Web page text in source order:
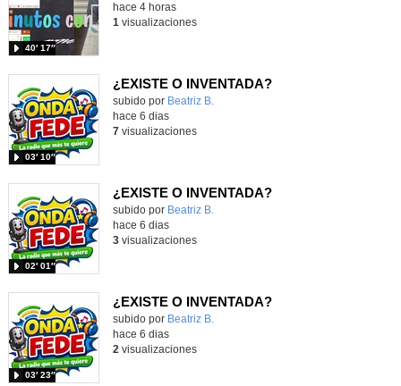
40′ 17″
hace 4 horas
1 visualizaciones
¿EXISTE O INVENTADA?
Contenido educativo.
subido por Beatriz B.
03′ 10″
hace 6 dias
7visualizaciones
¿EXISTE O INVENTADA?
Contenido educativo.
subido por Beatriz B.
02′ 01″
hace 6 dias
3visualizaciones
¿EXISTE O INVENTADA?
Contenido educativo.
subido por Beatriz B.
03′ 23″
hace 6 dias
2 visualizaciones